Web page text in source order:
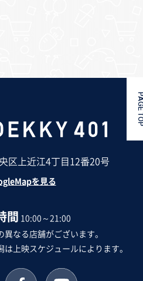
区上近江4丁目12番20号
を見る
間 10:00～21:00
なる店舗がございます。
は上映スケジュールによります。